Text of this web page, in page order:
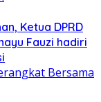
Ketua DPRD
Fauzi hadiri